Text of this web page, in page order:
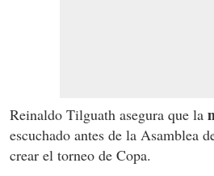
Reinaldo Tilguath asegura que la
escuchado antes de la Asamblea
crear el torneo de Copa.